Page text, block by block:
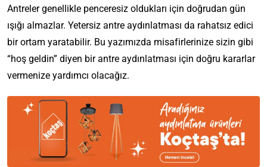
Antreler genellikle penceresiz oldukları için doğrudan gün
ışığı almazlar. Yetersiz antre aydınlatması da rahatsız edici
bir ortam yaratabilir. Bu yazımızda misafirlerinize sizin gibi
“hoş geldin” diyen bir antre aydınlatması için doğru kararlar
vermenize yardımcı olacağız.